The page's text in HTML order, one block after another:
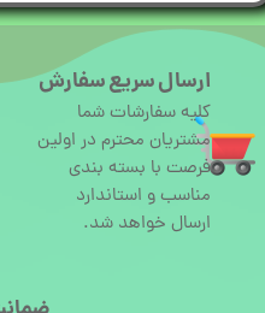
ارسال سریع سفارش
کلیه سفارشات شما
مشتریان محترم در اولین
فرصت با بسته بندی
مناسب و استاندارد
ارسال خواهد شد.